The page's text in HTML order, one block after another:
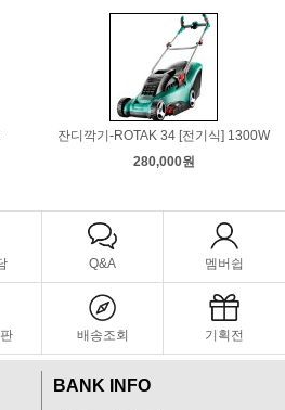
잔디깍기-ROTAK 34 [전기식] 1300W
280,000원
Q&A 멤버쉽
배송조회 기획전
BANK INFO